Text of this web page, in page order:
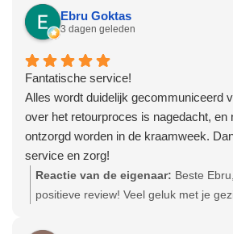
Bevallingsbaden
Ebru Goktas
3 dagen geleden
Fantatische service!
Alles wordt duidelijk gecommuniceerd
over het retourproces is nagedacht, en
ontzorgd worden in de kraamweek.
service en zorg!
Reactie van de eigenaar: Beste
positieve review! Veel geluk met je